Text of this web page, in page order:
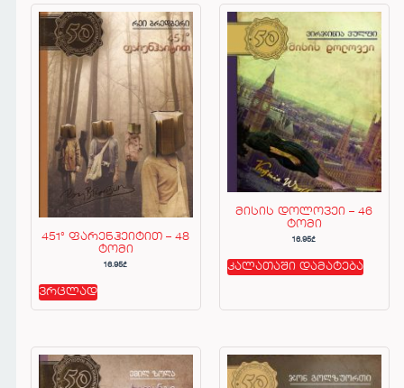
451° ფარენჰეიტით – 48
ტომი
16.95₾
ვრცლად
მისის დოლოვეი – 46
ტომი
16.95₾
კალათაში დამატება